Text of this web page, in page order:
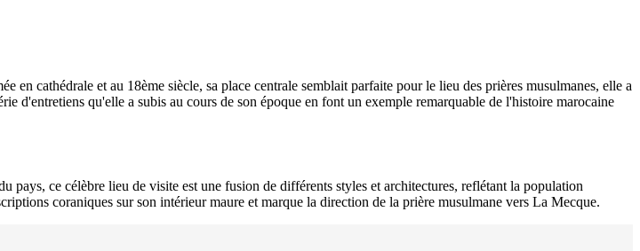
cathédrale et au 18ème siècle, sa place centrale semblait parfaite pour le lieu des prières musulmanes, elle a
d'entretiens qu'elle a subis au cours de son époque en font un exemple remarquable de l'histoire marocaine
pays, ce célèbre lieu de visite est une fusion de différents styles et architectures, reflétant la population
coraniques sur son intérieur maure et marque la direction de la prière musulmane vers La Mecque.